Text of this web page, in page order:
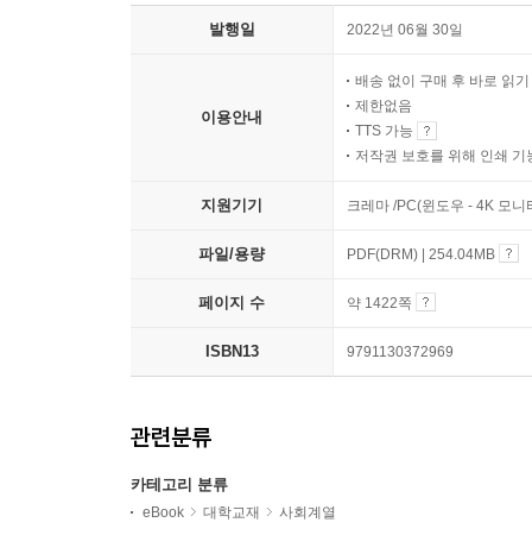
발행일 2022년 06월 30일
이용안내
배송 없이 구매 후 바로 읽기
제한없음
TTS 가능
저작권 보호를 위해 인쇄 기
지원기기 크레마 /PC(윈도우 - 4K 모
파일/용량 PDF(DRM) | 254.04MB
페이지 수 약 1422쪽
ISBN13 9791130372969
관련분류
카테고리 분류
eBook 대학교재 사회계열